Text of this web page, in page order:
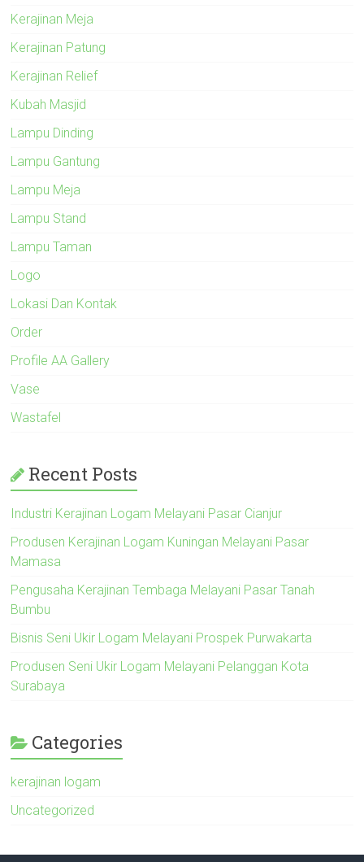
Kerajinan Meja
Kerajinan Patung
Kerajinan Relief
Kubah Masjid
Lampu Dinding
Lampu Gantung
Lampu Meja
Lampu Stand
Lampu Taman
Logo
Lokasi Dan Kontak
Order
Profile AA Gallery
Vase
Wastafel
Recent Posts
Industri Kerajinan Logam Melayani Pasar Cianjur
Produsen Kerajinan Logam Kuningan Melayani Pasar
Mamasa
Pengusaha Kerajinan Tembaga Melayani Pasar Tanah
Bumbu
Bisnis Seni Ukir Logam Melayani Prospek Purwakarta
Produsen Seni Ukir Logam Melayani Pelanggan Kota
Surabaya
Categories
kerajinan logam
Uncategorized